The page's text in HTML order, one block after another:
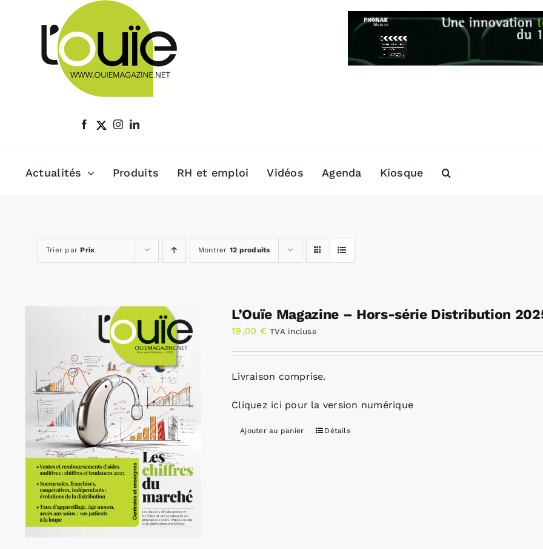
Actualités Produits RH et emploi Vidéos Agenda Kiosque
Trier parPrix Montrer 12 produits
L’Ouïe Magazine – Hors-série Distribution
19,00 € TVA incluse
Livraison comprise.
Cliquez ici pour la version numérique
Ajouter au panier Détails